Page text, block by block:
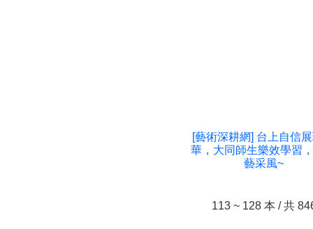
[藝術深耕網] 台上自信
華，大同師生樂效學習
藝采風~
113 ~ 128 本 / 共